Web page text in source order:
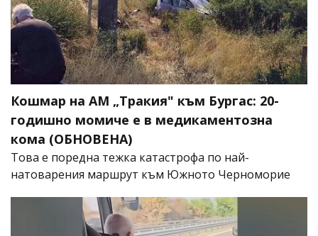
Кошмар на АМ „Тракия" към Бургас: 20-
годишно момиче е в медикаментозна
кома (ОБНОВЕНА)
Това е поредна тежка катастрофа по най-
натоварения маршрут към Южното Черноморие